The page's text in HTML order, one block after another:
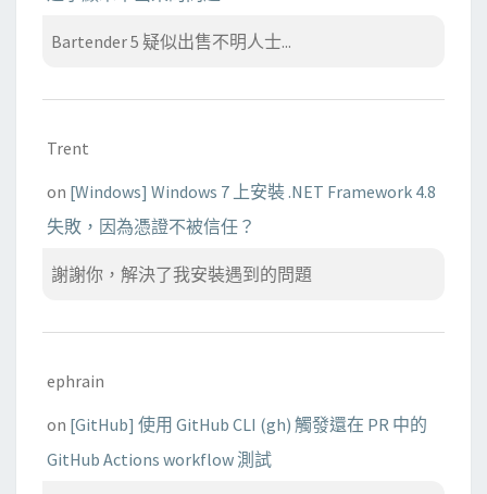
Bartender 5 疑似出售不明人士...
Trent
on [Windows] Windows 7 上安裝 .NET Framework 4.8
失敗，因為憑證不被信任？
謝謝你，解決了我安裝遇到的問題
ephrain
on [GitHub] 使用 GitHub CLI (gh) 觸發還在 PR 中的
GitHub Actions workflow 測試